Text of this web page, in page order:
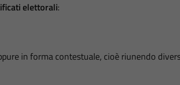
elettorali:
in forma contestuale, cioè riunendo